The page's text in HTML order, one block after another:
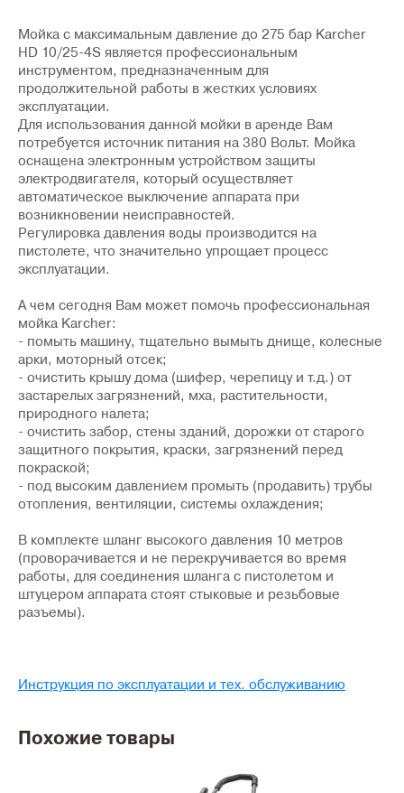
Мойка с максимальным давление до 275 бар Karcher
HD 10/25-4S является профессиональным
инструментом, предназначенным для
продолжительной работы в жестких условиях
эксплуатации.
Для использования данной мойки в аренде Вам
потребуется источник питания на 380 Вольт. Мойка
оснащена электронным устройством защиты
электродвигателя, который осуществляет
автоматическое выключение аппарата при
возникновении неисправностей.
Регулировка давления воды производится на
пистолете, что значительно упрощает процесс
эксплуатации.
А чем сегодня Вам может помочь профессиональная
мойка Karcher:
- помыть машину, тщательно вымыть днище, колесные
арки, моторный отсек;
- очистить крышу дома (шифер, черепицу и т.д.) от
застарелых загрязнений, мха, растительности,
природного налета;
- очистить забор, стены зданий, дорожки от старого
защитного покрытия, краски, загрязнений перед
покраской;
- под высоким давлением промыть (продавить) трубы
отопления, вентиляции, системы охлаждения;
В комплекте шланг высокого давления 10 метров
(проворачивается и не перекручивается во время
работы, для соединения шланга с пистолетом и
штуцером аппарата стоят стыковые и резьбовые
разъемы).
Инструкция по эксплуатации и тех. обслуживанию
Похожие товары